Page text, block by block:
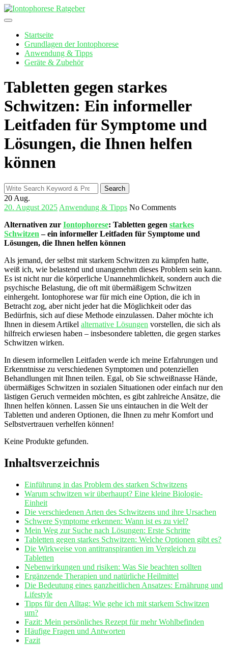
Skip
to
Startseite
Grundlagen der Iontophorese
Anwendung & Tipps
Geräte & Zubehör
Tabletten gegen starkes
Schwitzen: Ein informeller
Leitfaden für Symptome und
Lösungen, die Ihnen helfen
können
Search
for:
Search
20 Aug.
20. August 2025 Anwendung & Tipps No Comments
Alternativen zur Iontophorese: ⁢Tabletten gegen starkes
Schwitzen – ein ⁢informeller Leitfaden‌ für Symptome und
Lösungen, die⁣ Ihnen helfen können
Als jemand, der selbst​ mit starkem Schwitzen zu kämpfen‌ hatte,
weiß ich, wie‌ belastend und unangenehm dieses Problem sein kann. ​
Es ist nicht nur⁢ die körperliche Unannehmlichkeit,​ sondern ‌auch die
psychische Belastung, die ⁢oft mit​ übermäßigem Schwitzen
einhergeht. Iontophorese ​war für mich eine Option, die⁤ ich in
Betracht zog, aber nicht jeder hat die Möglichkeit oder das‍
Bedürfnis, sich⁤ auf diese​ Methode einzulassen. Daher möchte ich
Ihnen in diesem Artikel alternative Lösungen ⁤vorstellen, die sich ⁣als
hilfreich erwiesen ⁣haben⁢ – ⁢insbesondere tabletten, die⁤ gegen starkes
Schwitzen wirken.
In diesem informellen Leitfaden werde ich meine Erfahrungen und
Erkenntnisse zu‌ verschiedenen Symptomen und potenziellen
Behandlungen mit Ihnen teilen. ⁤Egal, ob ⁣Sie schweißnasse Hände,
übermäßiges Schwitzen in sozialen ⁢Situationen oder ‌einfach ⁢nur den
lästigen ‍Geruch vermeiden möchten, es ​gibt zahlreiche Ansätze, die
Ihnen‍ helfen können. Lassen Sie ​uns eintauchen in die Welt der
Tabletten und anderen ⁣Optionen, die Ihnen zu mehr Komfort und
Selbstvertrauen verhelfen⁣ können!
Keine Produkte gefunden.
Inhaltsverzeichnis
Einführung in das Problem des starken ⁣Schwitzens
Warum schwitzen wir überhaupt? Eine⁢ kleine Biologie-
Einheit
Die verschiedenen ‌Arten des Schwitzens und ihre⁣ Ursachen
Schwere⁢ Symptome erkennen: Wann ist es zu viel?
Mein Weg zur Suche nach ⁣Lösungen: Erste Schritte
Tabletten gegen starkes Schwitzen: Welche Optionen gibt es?
Die Wirkweise ‌von antitranspirantien im Vergleich zu
Tabletten
Nebenwirkungen⁢ und risiken: Was Sie⁣ beachten sollten
Ergänzende Therapien​ und natürliche Heilmittel
Die Bedeutung​ eines ganzheitlichen ⁤Ansatzes: ⁤Ernährung ​und
Lifestyle
Tipps ‍für den Alltag: Wie gehe ich mit starkem Schwitzen
um?
Fazit: Mein persönliches⁢ Rezept für ⁢mehr Wohlbefinden
Häufige Fragen und Antworten
Fazit